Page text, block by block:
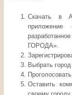
Скачать в
приложение
ГОРОДА».
Выбрать
Оставить